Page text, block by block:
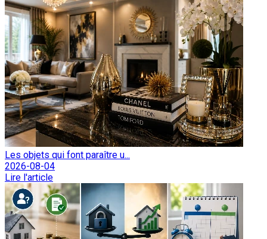
Les objets qui font paraître u...
2026-08-04
Lire l'article